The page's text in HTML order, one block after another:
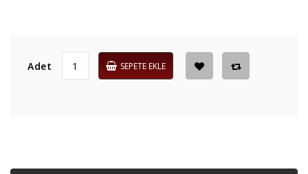
Adet SEPETE EKLE